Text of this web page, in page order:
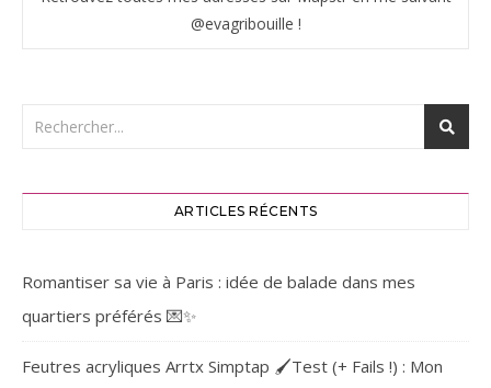
@evagribouille !
ARTICLES RÉCENTS
Romantiser sa vie à Paris : idée de balade dans mes
quartiers préférés 💌✨
Feutres acryliques Arrtx Simptap 🖌️Test (+ Fails !) : Mon